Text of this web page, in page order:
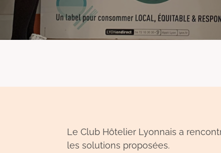
Le Club Hôtelier Lyonnais a
les solutions proposées.